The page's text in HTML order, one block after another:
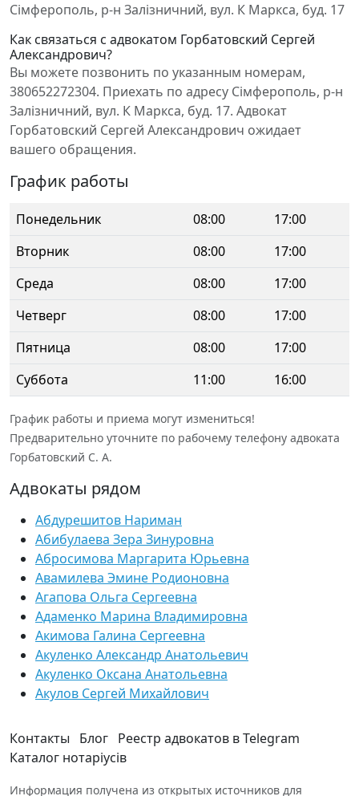
Сімферополь, р-н Залізничний, вул. К Маркса, буд. 17
Как связаться с адвокатом Горбатовский Сергей
Александрович?
Вы можете позвонить по указанным номерам,
380652272304. Приехать по адресу Сімферополь, р-н
Залізничний, вул. К Маркса, буд. 17. Адвокат
Горбатовский Сергей Александрович ожидает
вашего обращения.
График работы
Понедельник 08:00
17:00
Вторник
08:00
17:00
Среда
08:00
17:00
Четверг
08:00
17:00
Пятница
08:00
17:00
Суббота
11:00 16:00
График работы и приема могут измениться!
Предварительно уточните по рабочему телефону адвоката
Горбатовский С. А.
Адвокаты рядом
Абдурешитов Нариман
Абибулаева Зера Зинуровна
Абросимова Маргарита Юрьевна
Авамилева Эмине Родионовна
Агапова Ольга Сергеевна
Адаменко Марина Владимировна
Акимова Галина Сергеевна
Акуленко Александр Анатольевич
Акуленко Оксана Анатольевна
Акулов Сергей Михайлович
Контакты Блог Реестр адвокатов в Telegram
Каталог нотаріусів
Информация получена из открытых источников для